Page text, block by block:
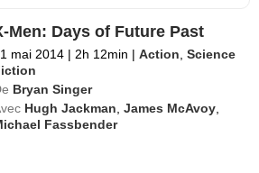
Men: Days of Future Past
mai 2014 | 2h 12min | Action ,Science
Bryan Singer
Hugh Jackman ,James McAvoy
Fassbender